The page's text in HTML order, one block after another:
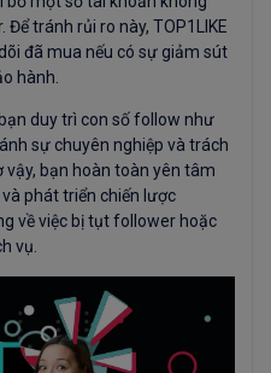
tránh rủi ro này, TOP1LIKE
đã mua nếu có sự giảm sút
hành.
duy trì con số follow như
sự chuyên nghiệp và trách
vậy, bạn hoàn toàn yên tâm
phát triển chiến lược
về việc bị tụt follower hoặc
vụ.